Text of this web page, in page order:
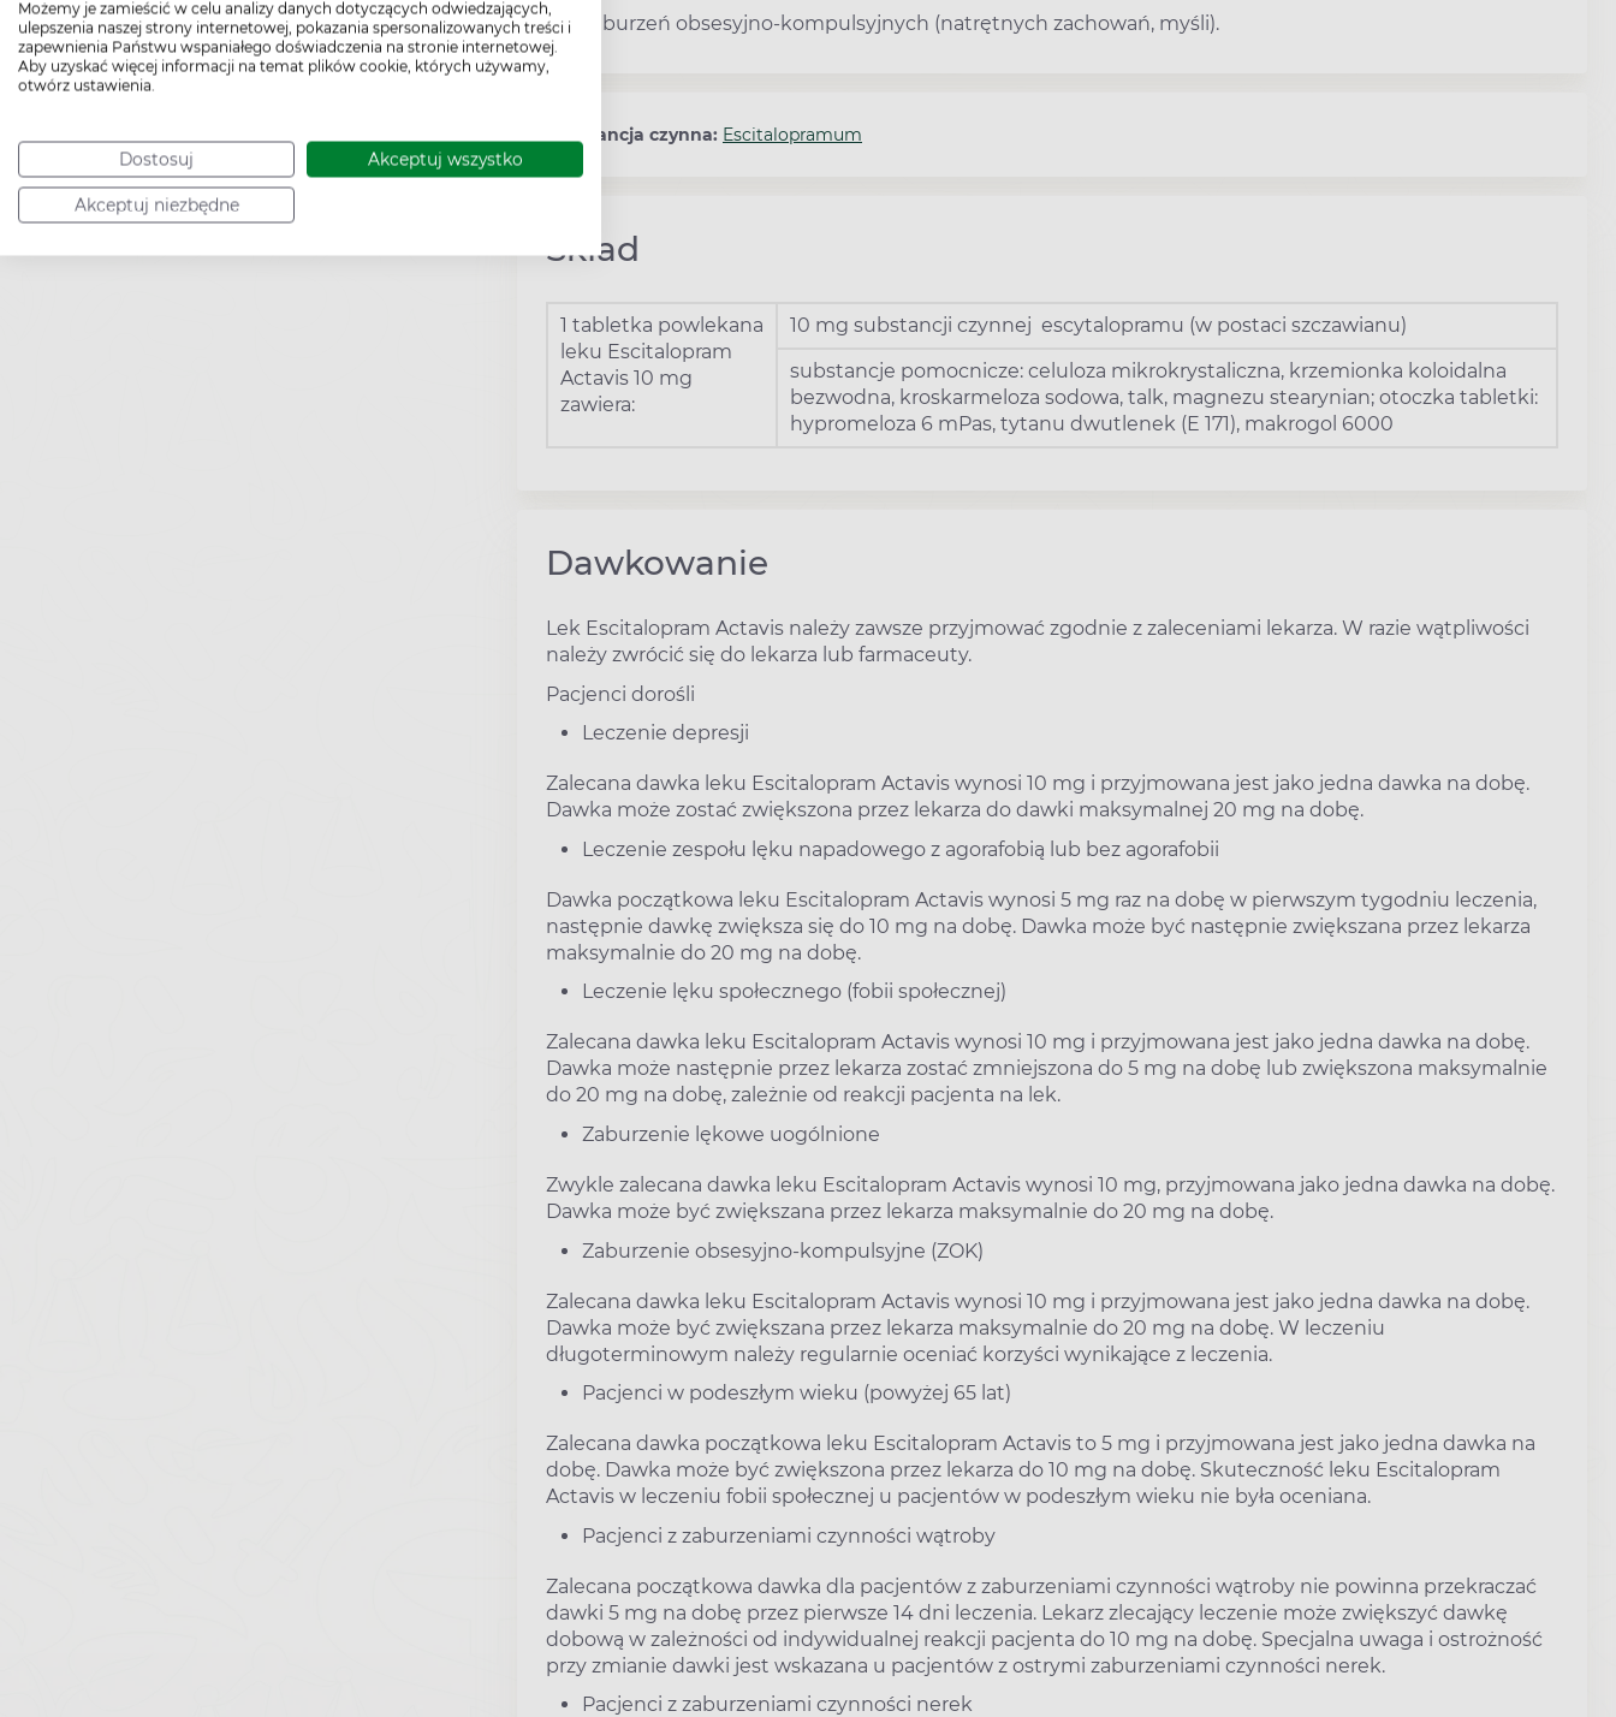
Możemy je zamieścić w celu analizy danych dotyczących odwiedzających,
ulepszenia naszej strony internetowej, pokazania spersonalizowanych treści i
zapewnienia Państwu wspaniałego doświadczenia na stronie internetowej.
Aby uzyskać więcej informacji na temat plików cookie, których używamy,
otwórz ustawienia.
Dostosuj Akceptuj wszystko
Akceptuj niezbędne
zaburzeń obsesyjno-kompulsyjnych (natrętnych zachowań, myśli).
Substancja czynna: Escitalopramum
Skład
1 tabletka powlekana
leku Escitalopram
Actavis 10 mg
zawiera:
10 mg substancji czynnej escytalopramu (w postaci szczawianu)
substancje pomocnicze: celuloza mikrokrystaliczna, krzemionka koloidalna
bezwodna, kroskarmeloza sodowa, talk, magnezu stearynian; otoczka tabletki:
hypromeloza 6 mPas, tytanu dwutlenek (E 171), makrogol 6000
Dawkowanie
Lek Escitalopram Actavis należy zawsze przyjmować zgodnie z zaleceniami lekarza. W razie wątpliwości
należy zwrócić się do lekarza lub farmaceuty.
Pacjenci dorośli
Leczenie depresji
Zalecana dawka leku Escitalopram Actavis wynosi 10 mg i przyjmowana jest jako jedna dawka na dobę.
Dawka może zostać zwiększona przez lekarza do dawki maksymalnej 20 mg na dobę.
Leczenie zespołu lęku napadowego z agorafobią lub bez agorafobii
Dawka początkowa leku Escitalopram Actavis wynosi 5 mg raz na dobę w pierwszym tygodniu leczenia,
następnie dawkę zwiększa się do 10 mg na dobę. Dawka może być następnie zwiększana przez lekarza
maksymalnie do 20 mg na dobę.
Leczenie lęku społecznego (fobii społecznej)
Zalecana dawka leku Escitalopram Actavis wynosi 10 mg i przyjmowana jest jako jedna dawka na dobę.
Dawka może następnie przez lekarza zostać zmniejszona do 5 mg na dobę lub zwiększona maksymalnie
do 20 mg na dobę, zależnie od reakcji pacjenta na lek.
Zaburzenie lękowe uogólnione
Zwykle zalecana dawka leku Escitalopram Actavis wynosi 10 mg, przyjmowana jako jedna dawka na dobę.
Dawka może być zwiększana przez lekarza maksymalnie do 20 mg na dobę.
Zaburzenie obsesyjno-kompulsyjne (ZOK)
Zalecana dawka leku Escitalopram Actavis wynosi 10 mg i przyjmowana jest jako jedna dawka na dobę.
Dawka może być zwiększana przez lekarza maksymalnie do 20 mg na dobę. W leczeniu
długoterminowym należy regularnie oceniać korzyści wynikające z leczenia.
Pacjenci w podeszłym wieku (powyżej 65 lat)
Zalecana dawka początkowa leku Escitalopram Actavis to 5 mg i przyjmowana jest jako jedna dawka na
dobę. Dawka może być zwiększona przez lekarza do 10 mg na dobę. Skuteczność leku Escitalopram
Actavis w leczeniu fobii społecznej u pacjentów w podeszłym wieku nie była oceniana.
Pacjenci z zaburzeniami czynności wątroby
Zalecana początkowa dawka dla pacjentów z zaburzeniami czynności wątroby nie powinna przekraczać
dawki 5 mg na dobę przez pierwsze 14 dni leczenia. Lekarz zlecający leczenie może zwiększyć dawkę
dobową w zależności od indywidualnej reakcji pacjenta do 10 mg na dobę. Specjalna uwaga i ostrożność
przy zmianie dawki jest wskazana u pacjentów z ostrymi zaburzeniami czynności nerek.
Pacjenci z zaburzeniami czynności nerek